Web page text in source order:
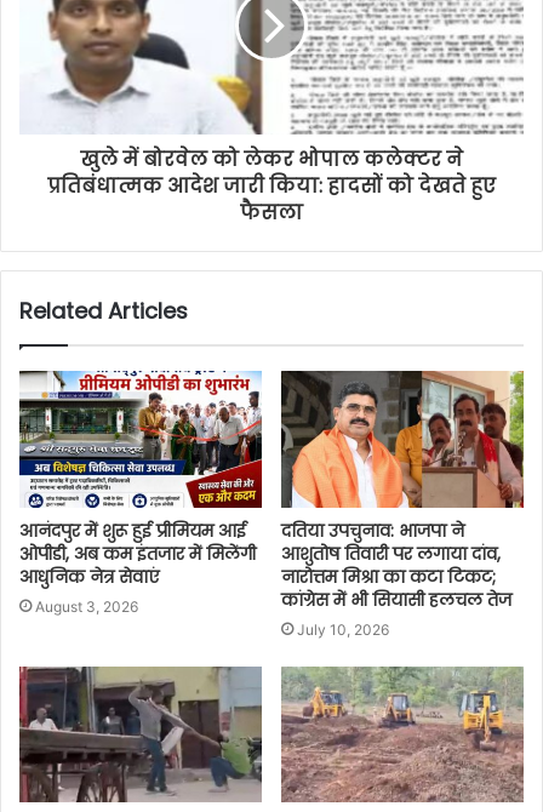
खुले में बोरवेल को लेकर भोपाल कलेक्टर ने
प्रतिबंधात्मक आदेश जारी किया: हादसों को देखते हुए
फैसला
Related Articles
आनंदपुर में शुरू हुई प्रीमियम आई
ओपीडी, अब कम इंतजार में मिलेंगी
आधुनिक नेत्र सेवाएं
August 3, 2026
दतिया उपचुनाव: भाजपा ने
आशुतोष तिवारी पर लगाया दांव,
नारोत्तम मिश्रा का कटा टिकट;
कांग्रेस में भी सियासी हलचल तेज
July 10, 2026